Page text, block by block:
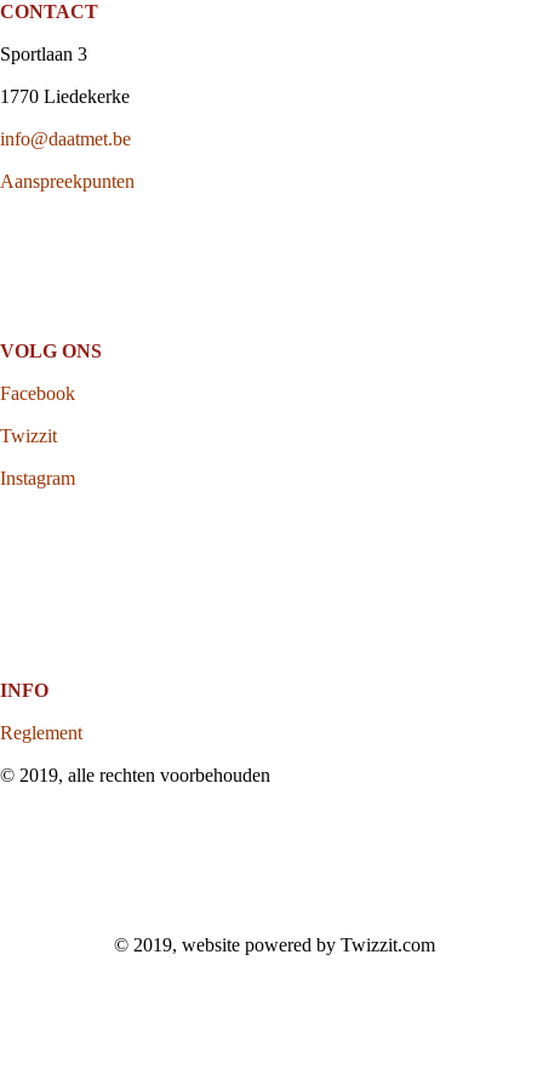
CONTACT
Sportlaan 3
1770 Liedekerke
info@daatmet.be
Aanspreekpunten
VOLG ONS
Facebook
Twizzit
Instagram
INFO
Reglement
© 2019, alle rechten voorbehouden
© 2019, website powered by Twizzit.com